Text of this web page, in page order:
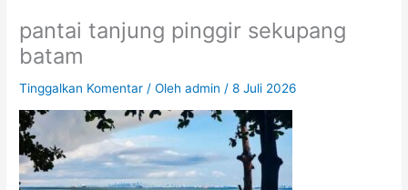
pantai tanjung pinggir sekupang
batam
Tinggalkan Komentar / Olehadmin /8 Juli 2026